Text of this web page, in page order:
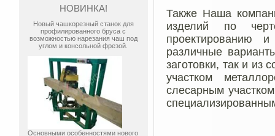
НОВИНКА!
Новый чашкорезный станок для
профилированного бруса с
возможностью нарезания чаш под
углом и консольной фрезой.
Основными особенностями нового
Также Наша
изделий по
проектированию и
различные
заготовки, так и из
участком
слесарным